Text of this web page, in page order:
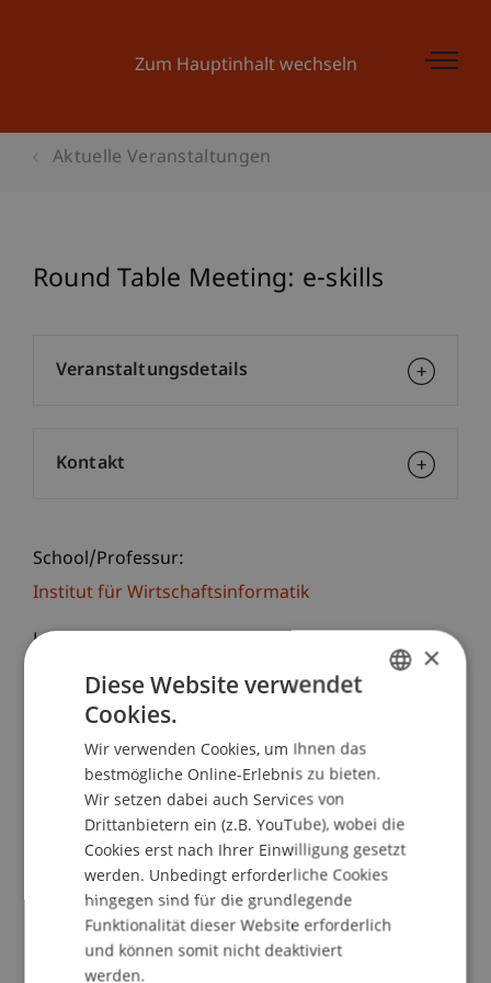
Zum Hauptinhalt wechseln
Aktuelle Veranstaltungen
Round Table Meeting: e-skills
School/Professur:
Institut für Wirtschaftsinformatik
Laut aktuellen Studien der EU fehlen in Europa
rund eine halbe Millionen Fachkräfte im Bereich
der IT. Die EU hat daher eine Steuerungsgruppe
e-Skills eingerichtet, in der auch das Institut für
Wirtschaftsinformatik der Hochschule
Liechtenstein mitarbeitet.
Angesichts der enormen Bedeutung des Themas
veranstaltet das Institut für Wirtschaftsinformatik
ein Round-Table-Meeting um über die aktuellen
Entwicklungen zu informieren und gemeinsam
Massnahmen für die Region zu erörtern.
Insbesondere sollen im Rahmen dieser
Veranstaltungsdetails
Kontakt
×
Diese Website verwendet
Cookies.
Wir verwenden Cookies, um Ihnen das
bestmögliche Online-Erlebnis zu bieten.
Wir setzen dabei auch Services von
Drittanbietern ein (z.B. YouTube), wobei die
Cookies erst nach Ihrer Einwilligung gesetzt
werden. Unbedingt erforderliche Cookies
hingegen sind für die grundlegende
Funktionalität dieser Website erforderlich
und können somit nicht deaktiviert
werden.